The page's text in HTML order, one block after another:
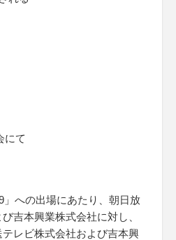
にて
」への出場にあたり、朝日放
吉本興業株式会社に対し、
レビ株式会社および吉本興